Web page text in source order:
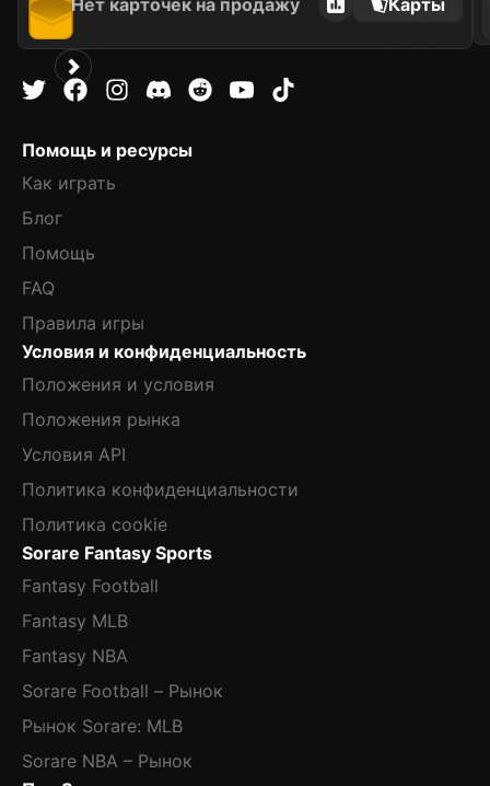
Нет карточек на продажу Карты
Помощь и ресурсы
Как играть
Блог
Помощь
FAQ
Правила игры
Условия и конфиденциальность
Положения и условия
Положения рынка
Условия API
Политика конфиденциальности
Политика cookie
Sorare Fantasy Sports
Fantasy Football
Fantasy MLB
Fantasy NBA
Sorare Football – Рынок
Рынок Sorare: MLB
Sorare NBA – Рынок